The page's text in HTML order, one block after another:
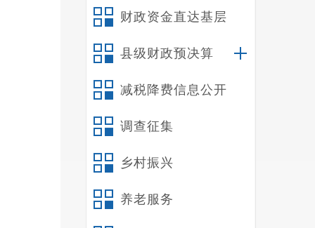
财政资金直达基层
县级财政预决算
减税降费信息公开
调查征集
乡村振兴
养老服务